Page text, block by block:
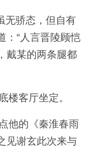
无骄态，但自有
：“人言晋陵顾恺
戴某的两条腿都
客厅坐定。
他的《秦淮春雨
见谢玄此次来与